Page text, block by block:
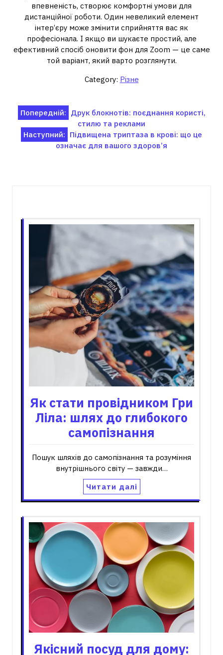
впевненість, створює комфортні умови для
дистанційної роботи. Один невеликий елемент
інтер’єру може змінити сприйняття вас як
професіонала. І якщо ви шукаєте простий, але
ефективний спосіб оновити фон для Zoom — це саме
той варіант, який варто розглянути.
Category: Різне
Навігація
записів
Попередній: Друк блокнотів: поєднання користі,
стилю та реклами
Наступний: Підвищена триптаза в крові: що це
означає для вашого здоров’я
Як стати провідником Гри
Ліла: шлях до глибокого
самопізнання
Пошук шляхів до самопізнання та розуміння
внутрішнього світу — завжди…
Читати далі
Якісний посуд для дому: